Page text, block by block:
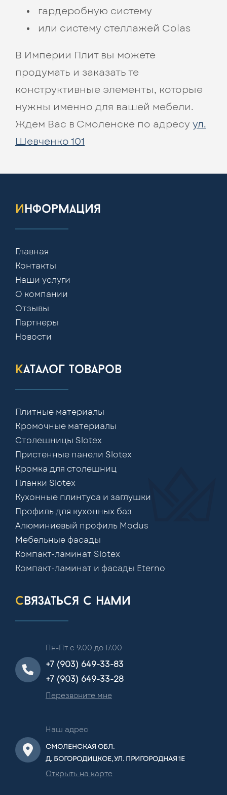
гардеробную систему
или систему стеллажей Colas
В Империи Плит вы можете
продумать и заказать те
конструктивные элементы, которые
нужны именно для вашей мебели.
Ждем Вас в Смоленске по адресу ул.
Шевченко 101
информация
Главная
Контакты
Наши услуги
О компании
Отзывы
Партнеры
Новости
каталог товаров
Плитные материалы
Кромочные материалы
Столешницы Slotex
Пристенные панели Slotex
Кромка для столешниц
Планки Slotex
Кухонные плинтуса и заглушки
Профиль для кухонных баз
Алюминиевый профиль Modus
Мебельные фасады
Компакт-ламинат Slotex
Компакт-ламинат и фасады Eterno
связаться с нами
Пн-Пт с 9.00 до 17.00
+7 (903) 649-33-83
+7 (903) 649-33-28
Перезвоните мне
Наш адрес
СМОЛЕНСКАЯ ОБЛ.
Д. БОГОРОДИЦКОЕ, УЛ. ПРИГОРОДНАЯ 1Е
Открыть на карте